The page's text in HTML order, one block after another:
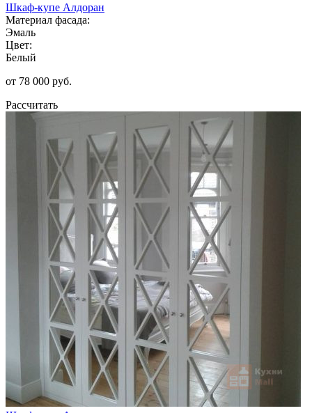
Шкаф-купе Алдоран
Материал фасада:
Эмаль
Цвет:
Белый
от 78 000 руб.
Рассчитать